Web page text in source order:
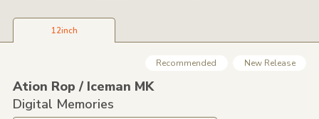
12inch
Recommended New Release
Ation Rop /Iceman MK
Digital Memories